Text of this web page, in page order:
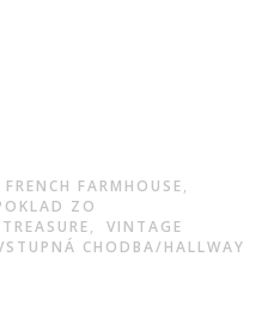
FRENCH FARMHOUSE,
ZO
,
VINTAGE
CHODBA/HALLWAY